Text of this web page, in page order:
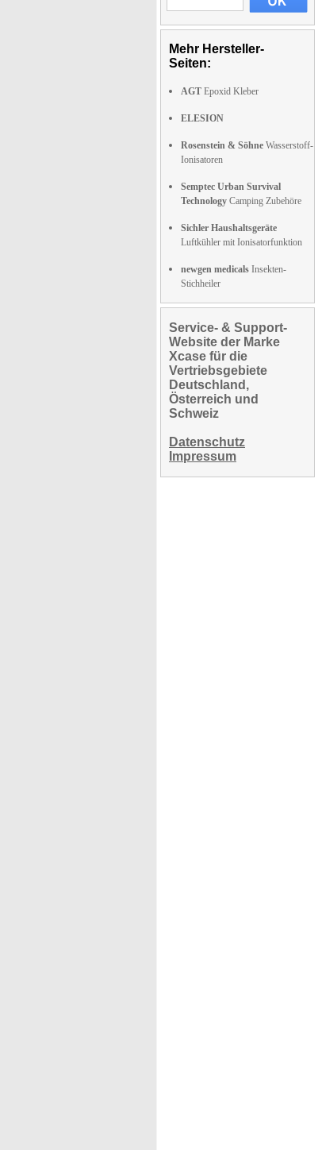
Mehr Hersteller-
Seiten:
AGT Epoxid Kleber
ELESION
Rosenstein & Söhne Wasserstoff-
Ionisatoren
Semptec Urban Survival
Technology Camping Zubehöre
Sichler Haushaltsgeräte
Luftkühler mit Ionisatorfunktion
newgen medicals Insekten-
Stichheiler
Service- & Support-
Website der Marke
Xcase für die
Vertriebsgebiete
Deutschland,
Österreich und
Schweiz
Datenschutz
Impressum